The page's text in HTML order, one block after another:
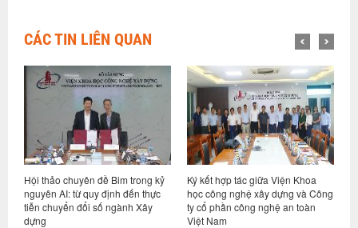
CÁC TIN LIÊN QUAN
Hội thảo chuyên đề Bim trong kỷ
nguyên AI: từ quy định đến thực
tiễn chuyển đổi số ngành Xây
dựng
Ký kết hợp tác giữa Viện Khoa
học công nghệ xây dựng và Công
ty cổ phần công nghệ an toàn
Việt Nam